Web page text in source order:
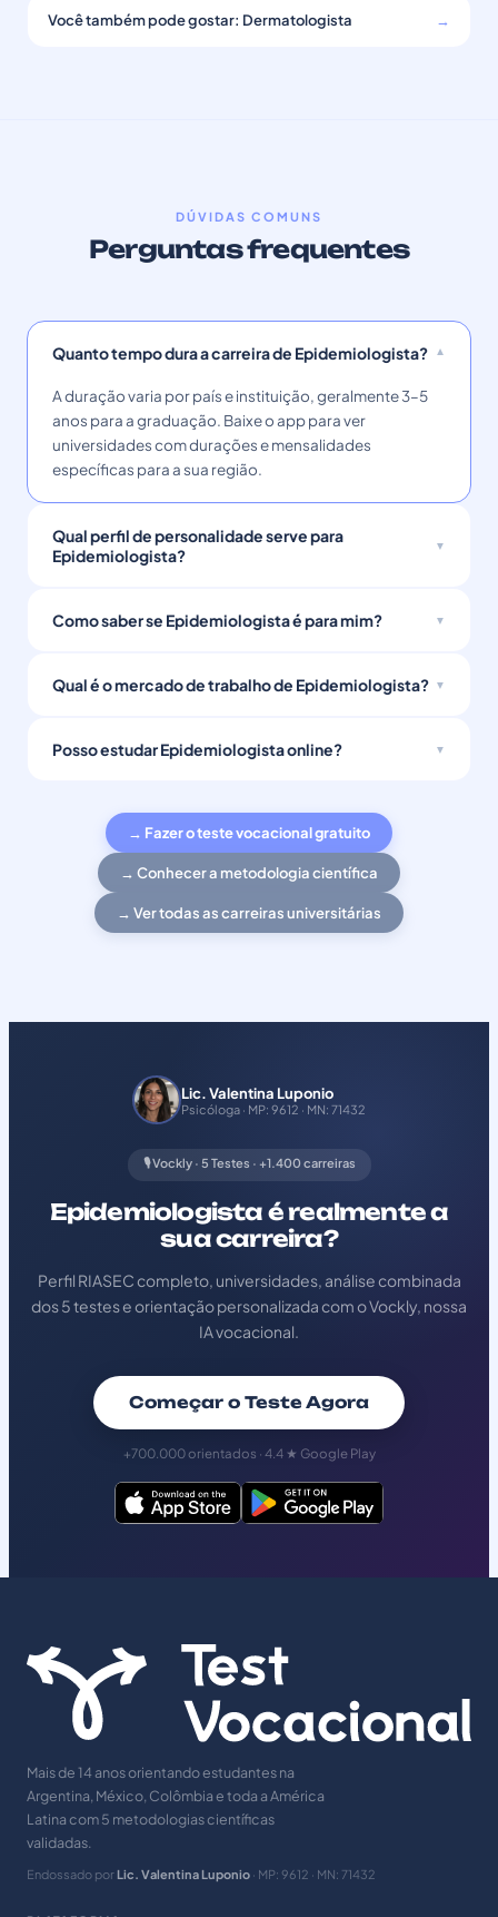
Você também pode gostar: Dermatologista →
DÚVIDAS COMUNS
Perguntas frequentes
Quanto tempo dura a carreira de Epidemiologista?
A duração varia por país e instituição, geralmente 3–5
anos para a graduação. Baixe o app para ver
universidades com durações e mensalidades
específicas para a sua região.
Qual perfil de personalidade serve para
Epidemiologista?
Como saber se Epidemiologista é para mim?
Qual é o mercado de trabalho de Epidemiologista?
Posso estudar Epidemiologista online?
→ Fazer o teste vocacional gratuito
→ Conhecer a metodologia científica
→ Ver todas as carreiras universitárias
Lic. Valentina Luponio
Psicóloga · MP: 9612 · MN: 71432
🎙️ Vockly · 5 Testes · +1.400 carreiras
Epidemiologista é realmente a
sua carreira?
Perfil RIASEC completo, universidades, análise combinada
dos 5 testes e orientação personalizada com o Vockly, nossa
IA vocacional.
Começar o Teste Agora
+700.000 orientados · 4.4 ★ Google Play
Mais de 14 anos orientando estudantes na
Argentina, México, Colômbia e toda a América
Latina com 5 metodologias científicas
validadas.
Endossado por Lic. Valentina Luponio · MP: 9612 · MN: 71432